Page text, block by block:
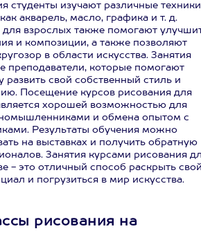
студенты изучают различные техники
акварель, масло, графика и т. д.
взрослых также помогают
и композиции, а также позволяют
в области искусства. Занятия
преподаватели, которые помогают
развить свой собственный стиль и
Посещение курсов рисования для
хорошей возможностью для
и обмена опытом с
Результаты обучения можно
на выставках и получить обратную
Занятия курсами рисования
- это отличный способ раскрыть
и погрузиться в мир искусства.
рисования на